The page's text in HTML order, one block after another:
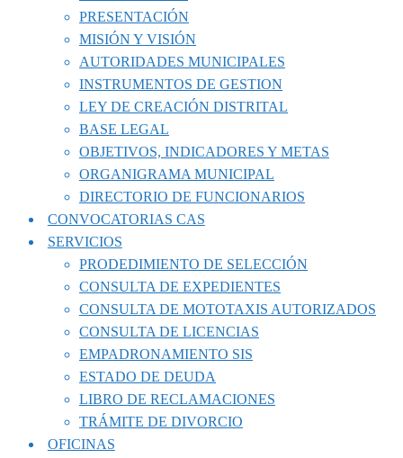
PRESENTACIÓN
MISIÓN Y VISIÓN
AUTORIDADES MUNICIPALES
INSTRUMENTOS DE GESTION
LEY DE CREACIÓN DISTRITAL
BASE LEGAL
OBJETIVOS, INDICADORES Y METAS
ORGANIGRAMA MUNICIPAL
DIRECTORIO DE FUNCIONARIOS
CONVOCATORIAS CAS
SERVICIOS
PRODEDIMIENTO DE SELECCIÓN
CONSULTA DE EXPEDIENTES
CONSULTA DE MOTOTAXIS AUTORIZADOS
CONSULTA DE LICENCIAS
EMPADRONAMIENTO SIS
ESTADO DE DEUDA
LIBRO DE RECLAMACIONES
TRÁMITE DE DIVORCIO
OFICINAS